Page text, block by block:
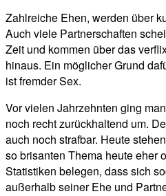
Zahlreiche Ehen, werden über
Auch viele Partnerschaften
Zeit und kommen über das
hinaus. Ein möglicher Grund
ist fremder Sex.
Vor vielen Jahrzehnten ging
noch recht zurückhaltend um.
auch noch strafbar. Heute
so brisanten Thema heute eher
Statistiken belegen, dass sich
außerhalb seiner Ehe und